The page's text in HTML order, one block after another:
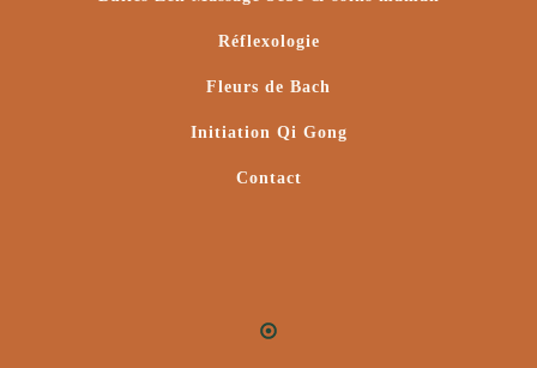
Réflexologie
Fleurs de Bach
Initiation Qi Gong
Contact